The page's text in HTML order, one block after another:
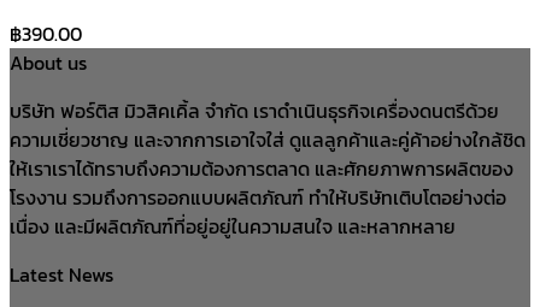
฿390.00
About us
บริษัท ฟอร์ติส มิวสิคเคิ้ล จำกัด เราดำเนินธุรกิจเครื่องดนตรีด้วย
ความเชี่ยวชาญ และจากการเอาใจใส่ ดูแลลูกค้าและคู่ค้าอย่างใกล้ชิด
ให้เราเราได้ทราบถึงความต้องการตลาด และศักยภาพการผลิตของ
โรงงาน รวมถึงการออกแบบผลิตภัณฑ์ ทำให้บริษัทเติบโตอย่างต่อ
เนื่อง และมีผลิตภัณฑ์ที่อยู่อยู่ในความสนใจ และหลากหลาย
Latest News